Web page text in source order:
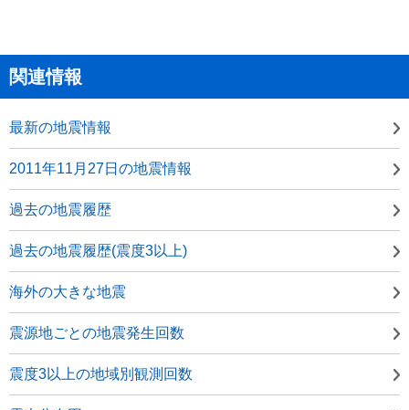
関連情報
最新の地震情報
2011年11月27日の地震情報
過去の地震履歴
過去の地震履歴(震度3以上)
海外の大きな地震
震源地ごとの地震発生回数
震度3以上の地域別観測回数